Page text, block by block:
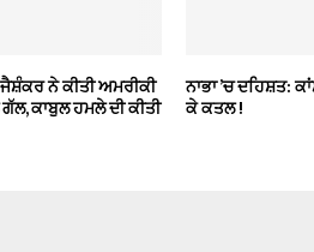
ਨੇ ਕੀਤੀ ਅਮਰੀਕੀ
ਕਾਬੁਲ ਹਮਲੇ ਦੀ ਕੀਤੀ
ਨਾਭਾ ’ਚ ਦਹਿਸ਼ਤ:
ਕੇ ਕਤਲ !